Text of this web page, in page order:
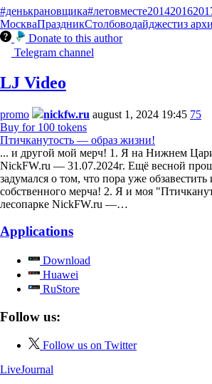
#денькрановщика#летовместе20142016
МоскваПраздникСтолбоводайджестиз
Donate to this author
Telegram channel
LJ Video
promo nickfw.ru august 1, 2024 19:45 75
Buy for 100 tokens
Птичканутость — образ жизни!
... и другой мой мерч! 1. Я на Нижнем
NickFW.ru — 31.07.2024г. Ещё весной
задумался о том, что пора уже обзавестить
собственного мерча! 2. Я и моя
лесопарке NickFW.ru —…
Applications
Download
Huawei
RuStore
Follow us:
Follow us on Twitter
LiveJournal